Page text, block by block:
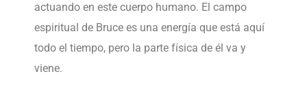
actuando en este cuerpo humano. El campo
espiritual de Bruce es una energía que está aquí
todo el tiempo, pero la parte física de él va y
viene.